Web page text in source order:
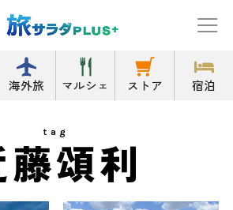
海外旅 マルシェ ストア 宿泊
tag
藤頌利